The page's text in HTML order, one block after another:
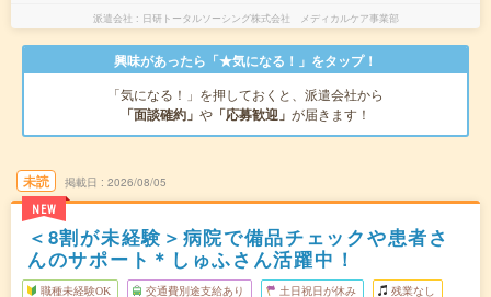
派遣会社 日研トータルソーシング株式会社 メディカルケア事業部
興味があったら「★気になる！」をタップ！
「気になる！」を押しておくと、派遣会社から
「面談確約」 や 「応募歓迎」 が届きます！
未読
NEW
掲載日 2026/08/05
＜8割が未経験＞病院で備品チェックや患者さ
んのサポート＊しゅふさん活躍中！
職種未経験OK 交通費別途支給あり 土日祝日が休み 残業なし